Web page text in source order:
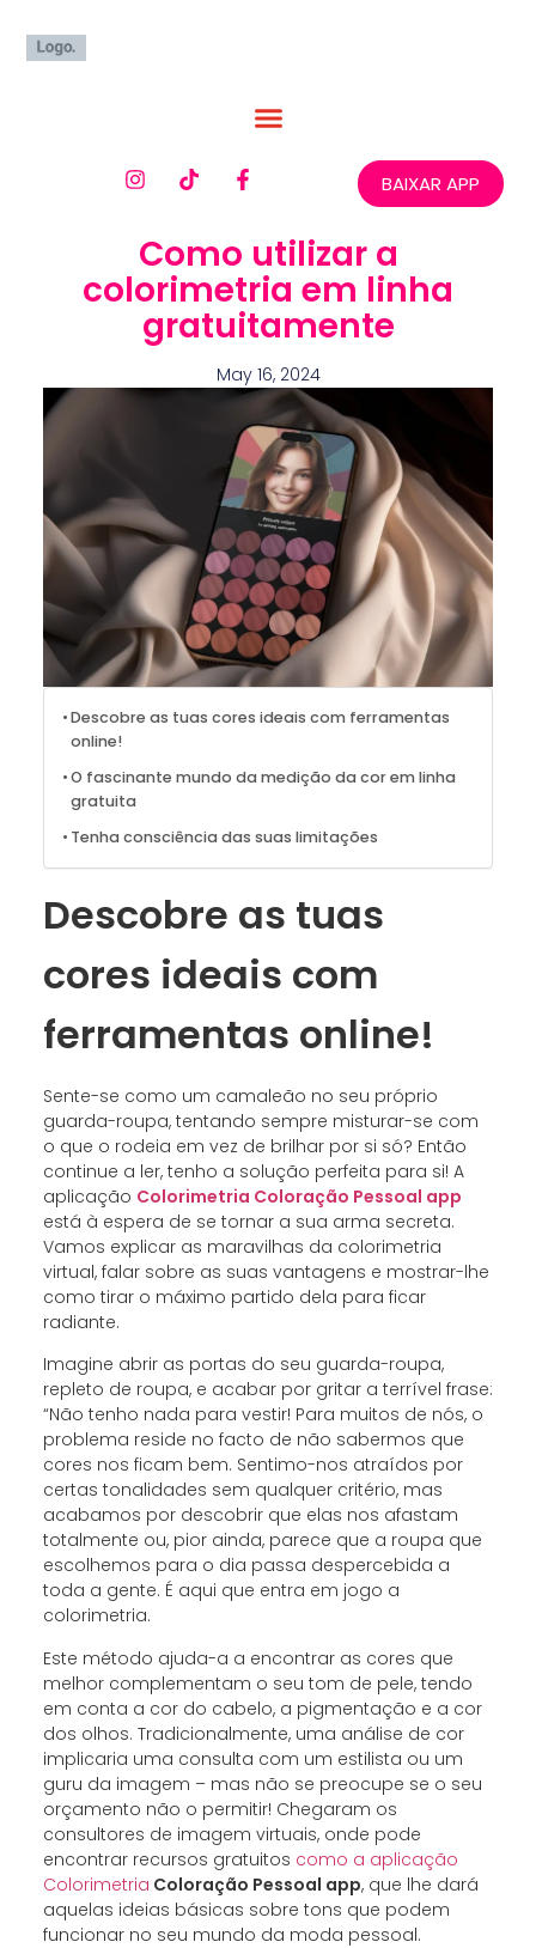
BAIXAR APP
Como utilizar a
colorimetria em linha
gratuitamente
May 16, 2024
Descobre as tuas cores ideais com ferramentas
online!
O fascinante mundo da medição da cor em linha
gratuita
Tenha consciência das suas limitações
Descobre as tuas
cores ideais com
ferramentas online!
Sente-se como um camaleão no seu próprio
guarda-roupa, tentando sempre misturar-se com
o que o rodeia em vez de brilhar por si só? Então
continue a ler, tenho a solução perfeita para si! A
aplicação Colorimetria Coloração Pessoal app
está à espera de se tornar a sua arma secreta.
Vamos explicar as maravilhas da colorimetria
virtual, falar sobre as suas vantagens e mostrar-lhe
como tirar o máximo partido dela para ficar
radiante.
Imagine abrir as portas do seu guarda-roupa,
repleto de roupa, e acabar por gritar a terrível frase:
“Não tenho nada para vestir! Para muitos de nós, o
problema reside no facto de não sabermos que
cores nos ficam bem. Sentimo-nos atraídos por
certas tonalidades sem qualquer critério, mas
acabamos por descobrir que elas nos afastam
totalmente ou, pior ainda, parece que a roupa que
escolhemos para o dia passa despercebida a
toda a gente. É aqui que entra em jogo a
colorimetria.
Este método ajuda-a a encontrar as cores que
melhor complementam o seu tom de pele, tendo
em conta a cor do cabelo, a pigmentação e a cor
dos olhos. Tradicionalmente, uma análise de cor
implicaria uma consulta com um estilista ou um
guru da imagem – mas não se preocupe se o seu
orçamento não o permitir! Chegaram os
consultores de imagem virtuais, onde pode
encontrar recursos gratuitos como a aplicação
Colorimetria Coloração Pessoal app, que lhe dará
aquelas ideias básicas sobre tons que podem
funcionar no seu mundo da moda pessoal.